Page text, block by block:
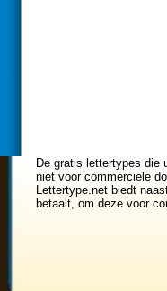
De gratis lettertypes die
niet voor commerciele
Lettertype.net biedt
betaalt, om deze voor